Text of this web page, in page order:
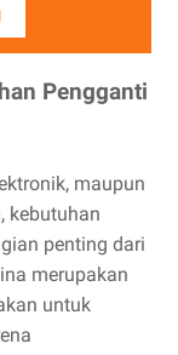
Pengganti
maupun
kebutuhan
penting dari
merupakan
untuk